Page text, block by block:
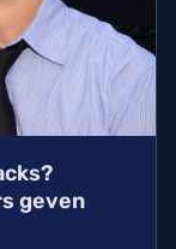
geven